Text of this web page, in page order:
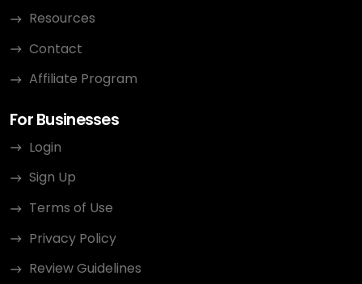
Resources
Contact
Affiliate Program
For Businesses
Login
Sign Up
Terms of Use
Privacy Policy
Review Guidelines